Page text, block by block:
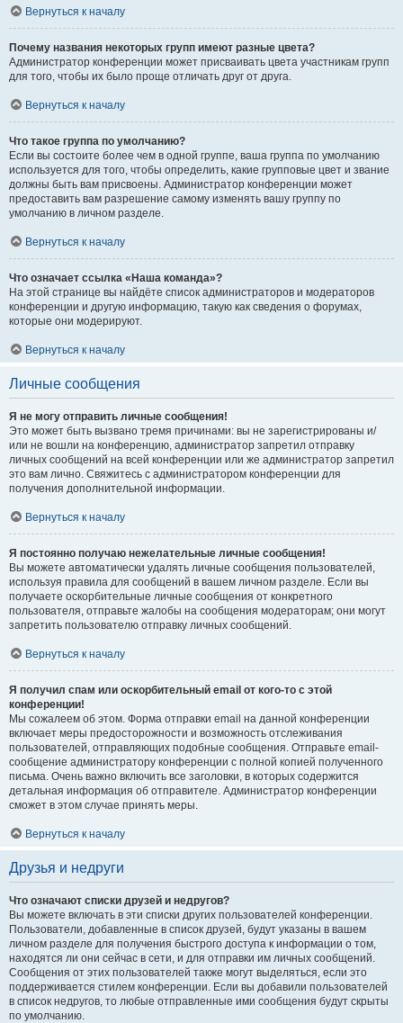
Вернуться к началу
Почему названия некоторых групп имеют разные цвета?
Администратор конференции может присваивать цвета участникам групп
для того, чтобы их было проще отличать друг от друга.
Вернуться к началу
Что такое группа по умолчанию?
Если вы состоите более чем в одной группе, ваша группа по умолчанию
используется для того, чтобы определить, какие групповые цвет и звание
должны быть вам присвоены. Администратор конференции может
предоставить вам разрешение самому изменять вашу группу по
умолчанию в личном разделе.
Вернуться к началу
Что означает ссылка «Наша команда»?
На этой странице вы найдёте список администраторов и модераторов
конференции и другую информацию, такую как сведения о форумах,
которые они модерируют.
Вернуться к началу
Личные сообщения
Я не могу отправить личные сообщения!
Это может быть вызвано тремя причинами: вы не зарегистрированы и/
или не вошли на конференцию, администратор запретил отправку
личных сообщений на всей конференции или же администратор запретил
это вам лично. Свяжитесь с администратором конференции для
получения дополнительной информации.
Вернуться к началу
Я постоянно получаю нежелательные личные сообщения!
Вы можете автоматически удалять личные сообщения пользователей,
используя правила для сообщений в вашем личном разделе. Если вы
получаете оскорбительные личные сообщения от конкретного
пользователя, отправьте жалобы на сообщения модераторам; они могут
запретить пользователю отправку личных сообщений.
Вернуться к началу
Я получил спам или оскорбительный email от кого-то с этой
конференции!
Мы сожалеем об этом. Форма отправки email на данной конференции
включает меры предосторожности и возможность отслеживания
пользователей, отправляющих подобные сообщения. Отправьте email-
сообщение администратору конференции с полной копией полученного
письма. Очень важно включить все заголовки, в которых содержится
детальная информация об отправителе. Администратор конференции
сможет в этом случае принять меры.
Вернуться к началу
Друзья и недруги
Что означают списки друзей и недругов?
Вы можете включать в эти списки других пользователей конференции.
Пользователи, добавленные в список друзей, будут указаны в вашем
личном разделе для получения быстрого доступа к информации о том,
находятся ли они сейчас в сети, и для отправки им личных сообщений.
Сообщения от этих пользователей также могут выделяться, если это
поддерживается стилем конференции. Если вы добавили пользователей
в список недругов, то любые отправленные ими сообщения будут скрыты
по умолчанию.